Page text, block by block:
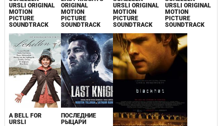
URSLI ORIGINAL
MOTION
PICTURE
SOUNDTRACK
ORIGINAL
MOTION
PICTURE
SOUNDTRACK
URSLI ORIGINAL
MOTION
PICTURE
SOUNDTRACK
URSLI ORIGINAL
MOTION
PICTURE
SOUNDTRACK
A BELL FOR
URSLI
ПОСЛЕДНИЕ
РЫЦАРИ